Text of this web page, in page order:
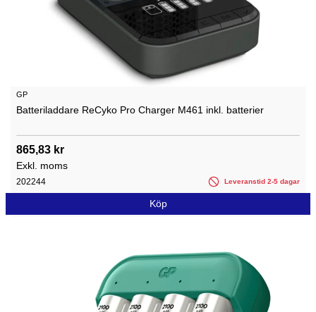
GP
Batteriladdare ReCyko Pro Charger M461 inkl. batterier
865,83 kr
Exkl. moms
202244 Leveranstid 2-5 dagar
Köp